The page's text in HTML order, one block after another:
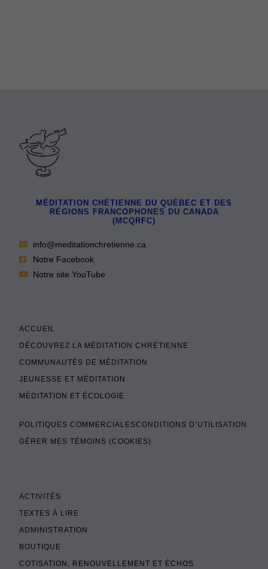
MÉDITATION CHÉTIENNE DU QUÉBEC ET DES
RÉGIONS FRANCOPHONES DU CANADA
(MCQRFC)
info@meditationchretienne.ca
Notre Facebook
Notre site YouTube
ACCUEIL
DÉCOUVREZ LA MÉDITATION CHRÉTIENNE
COMMUNAUTÉS DE MÉDITATION
JEUNESSE ET MÉDITATION
MÉDITATION ET ÉCOLOGIE
POLITIQUES COMMERCIALESCONDITIONS D’UTILISATION
GÉRER MES TÉMOINS (COOKIES)
ACTIVITÉS
TEXTES À LIRE
ADMINISTRATION
BOUTIQUE
COTISATION, RENOUVELLEMENT ET ÉCHOS